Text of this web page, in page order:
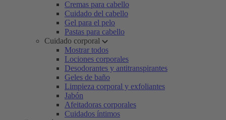
Cremas para cabello
Cuidado del cabello
Gel para el pelo
Pastas para cabello
Cuidado corporal
Mostrar todos
Lociones corporales
Desodorantes y antitranspirantes
Geles de baño
Limpieza corporal y exfoliantes
Jabón
Afeitadoras corporales
Cuidados íntimos